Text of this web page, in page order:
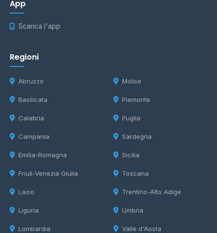
App
Scarica l'app
Regioni
Abruzzo
Basilicata
Calabria
Campania
Emilia-Romagna
Friuli-Venezia Giulia
Lazio
Liguria
Lombardia
Molise
Piemonte
Puglia
Sardegna
Sicilia
Toscana
Trentino-Alto Adige
Umbria
Valle d'Aosta